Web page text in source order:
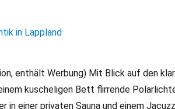
enthält Werbung) Mit Blick auf den
kuscheligen Bett flirrende
in einer privaten Sauna und einem